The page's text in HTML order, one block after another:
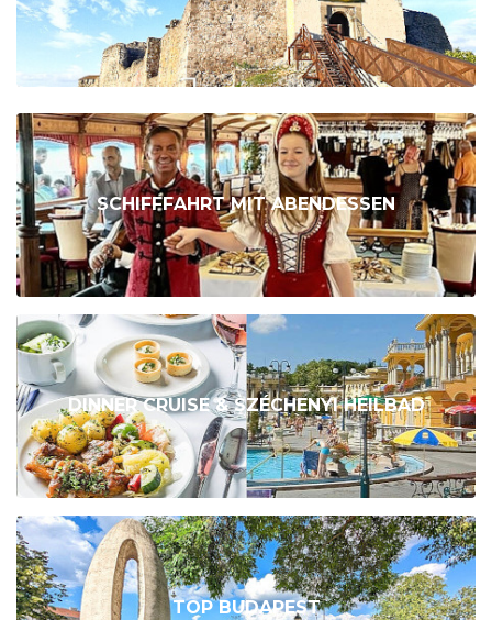
SCHIFFFAHRT MIT ABENDESSEN
DINNER CRUISE & SZÉCHENYI HEILBAD
TOP BUDAPEST